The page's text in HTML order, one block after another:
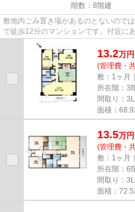
階数：8階建
敷地内ごみ置き場があるのとないので
で徒歩12分のマンションです。付近に
い分けることができます。バス...
13.2万円
(管理費・
敷：1ヶ月
所在階：3
間取り：
面積：
13.5万円
(管理費・
敷：1ヶ月
所在階：6
間取り：
面積：